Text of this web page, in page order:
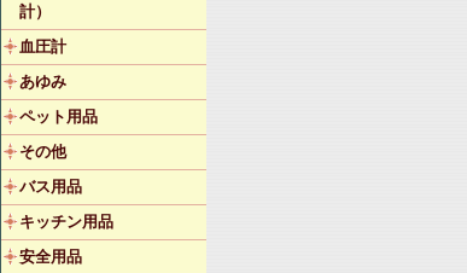
計）
血圧計
あゆみ
ペット用品
その他
バス用品
キッチン用品
安全用品